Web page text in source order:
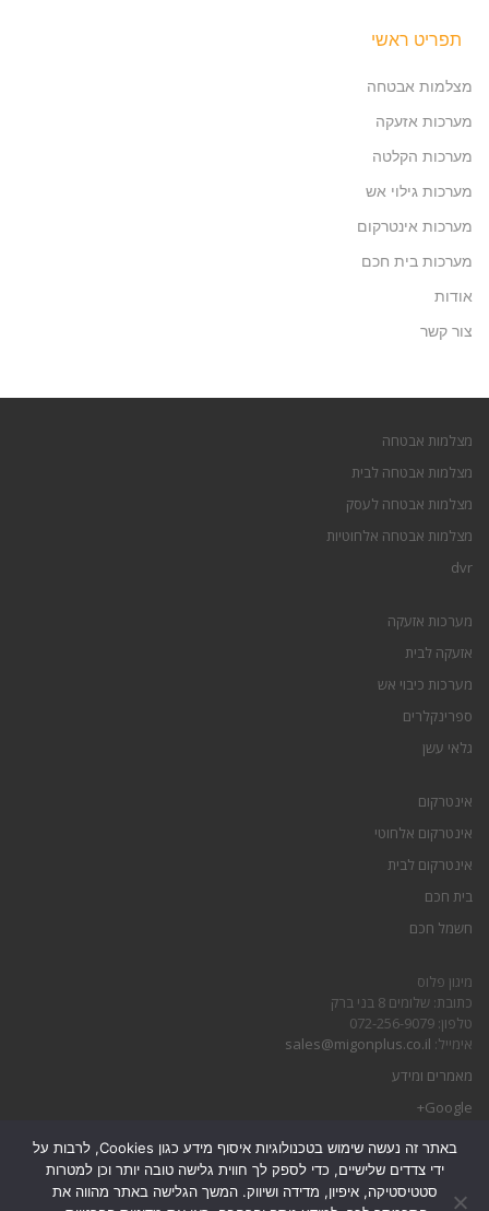
תפריט ראשי
מצלמות אבטחה
מערכות אזעקה
מערכות הקלטה
מערכות גילוי אש
מערכות אינטרקום
מערכות בית חכם
אודות
צור קשר
מצלמות אבטחה
מצלמות אבטחה לבית
מצלמות אבטחה לעסק
מצלמות אבטחה אלחוטיות
dvr
מערכות אזעקה
אזעקה לבית
מערכות כיבוי אש
ספרינקלרים
גלאי עשן
אינטרקום
אינטרקום אלחוטי
אינטרקום לבית
בית חכם
חשמל חכם
מיגון פלוס
כתובת: שלומים 8 בני ברק
טלפון: 072-256-9079
אימייל: sales@migonplus.co.il
מאמרים ומידע
Google+
מדיניות פרטיות
באתר זה נעשה שימוש בטכנולוגיות איסוף מידע כגון Cookies, לרבות על
ידי צדדים שלישיים, כדי לספק לך חווית גלישה טובה יותר וכן למטרות
סטטיסטיקה, איפיון, מדידה ושיווק. המשך הגלישה באתר מהווה את